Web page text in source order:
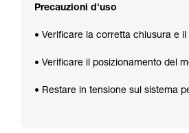
Precauzioni d'uso
• Verificare la corretta chiusura e
• Verificare il posizionamento del
• Restare in tensione sul sistema